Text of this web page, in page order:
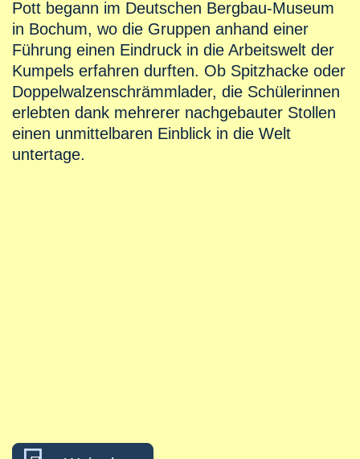
Pott begann im Deutschen Bergbau-Museum
in Bochum, wo die Gruppen anhand einer
Führung einen Eindruck in die Arbeitswelt der
Kumpels erfahren durften. Ob Spitzhacke oder
Doppelwalzenschrämmlader, die Schülerinnen
erlebten dank mehrerer nachgebauter Stollen
einen unmittelbaren Einblick in die Welt
untertage.